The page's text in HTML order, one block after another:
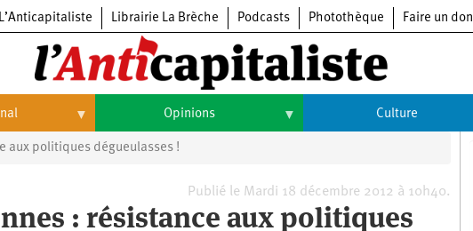
L’Anticapitaliste Librairie La Brèche Podcasts Photothèque Faire un don
Opinions
Opinions
Culture
Arts
Cinéma
aux politiques dégueulasses !
Publié le Mardi 18 décembre 2012 à 10h40.
: résistance aux politiques